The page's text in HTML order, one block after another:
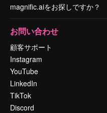
magnific.aiをお探しですか？
お問い合わせ
顧客サポート
Instagram
YouTube
LinkedIn
TikTok
Discord